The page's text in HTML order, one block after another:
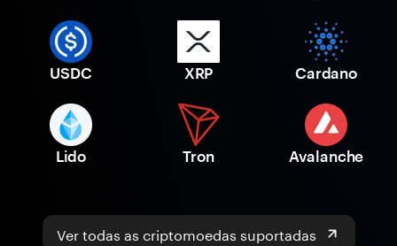
USDC XRP Cardano
Lido Tron Avalanche
Ver todas as criptomoedas suportadas